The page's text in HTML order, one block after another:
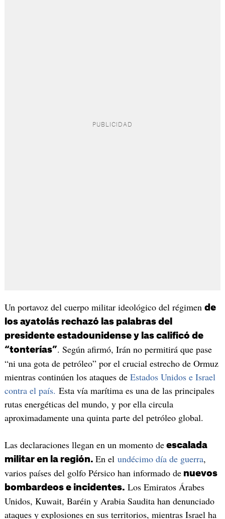
Un portavoz del cuerpo militar ideológico del régimen de
los ayatolás rechazó las palabras del
presidente estadounidense y las calificó de
“tonterías”. Según afirmó, Irán no permitirá que pase
“ni una gota de petróleo” por el crucial estrecho de Ormuz
mientras continúen los ataques de Estados Unidos e Israel
contra el país. Esta vía marítima es una de las principales
rutas energéticas del mundo, y por ella circula
aproximadamente una quinta parte del petróleo global.
Las declaraciones llegan en un momento deescalada
militar en la región. En el undécimo día de guerra,
varios países del golfo Pérsico han informado denuevos
bombardeos e incidentes. Los Emiratos Árabes
Unidos, Kuwait, Baréin y Arabia Saudita han denunciado
ataques y explosiones en sus territorios, mientras Israel ha